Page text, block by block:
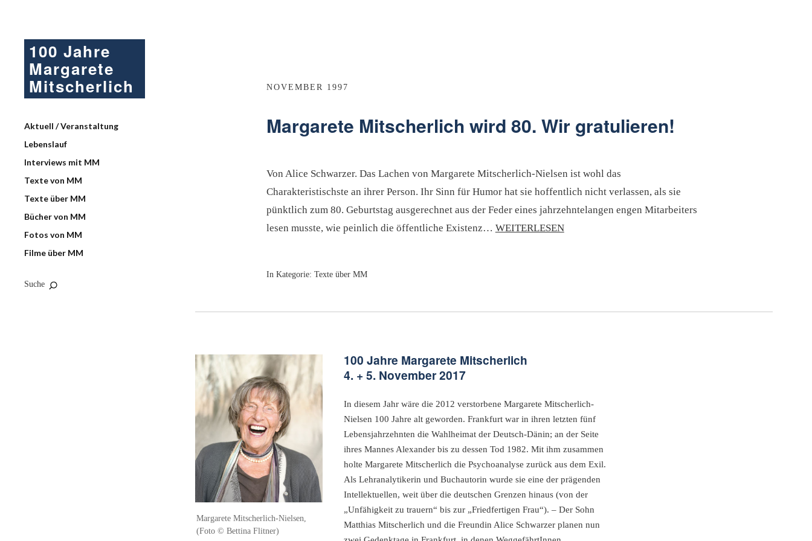
100 Jahre
Margarete
Mitscherlich
Aktuell / Veranstaltung
Lebenslauf
Interviews mit MM
Texte von MM
Texte über MM
Bücher von MM
Fotos von MM
Filme über MM
Suche
NOVEMBER 1997
Margarete Mitscherlich wird 80. Wir gratulieren!
Von Alice Schwarzer. Das Lachen von Margarete Mitscherlich-Nielsen ist wohl das
Charakteristischste an ihrer Person. Ihr Sinn für Humor hat sie hoffentlich nicht verlassen, als sie
pünktlich zum 80. Geburtstag ausgerechnet aus der Feder eines jahrzehntelangen engen Mitarbeiters
lesen musste, wie peinlich die öffentliche Existenz… WEITERLESEN
In Kategorie: Texte über MM
Margarete Mitscherlich-Nielsen,
(Foto © Bettina Flitner)
100 Jahre Margarete Mitscherlich
4. + 5. November 2017
In diesem Jahr wäre die 2012 verstorbene Margarete Mitscherlich-
Nielsen 100 Jahre alt geworden. Frankfurt war in ihren letzten fünf
Lebensjahrzehnten die Wahlheimat der Deutsch-Dänin; an der Seite
ihres Mannes Alexander bis zu dessen Tod 1982. Mit ihm zusammen
holte Margarete Mitscherlich die Psychoanalyse zurück aus dem Exil.
Als Lehranalytikerin und Buchautorin wurde sie eine der prägenden
Intellektuellen, weit über die deutschen Grenzen hinaus (von der
„Unfähigkeit zu trauern“ bis zur „Friedfertigen Frau“). – Der Sohn
Matthias Mitscherlich und die Freundin Alice Schwarzer planen nun